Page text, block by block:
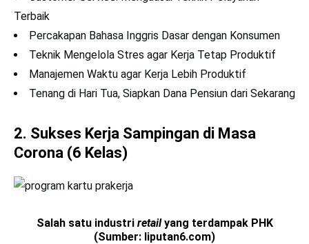
Terbaik
Percakapan Bahasa Inggris Dasar dengan Konsumen
Teknik Mengelola Stres agar Kerja Tetap Produktif
Manajemen Waktu agar Kerja Lebih Produktif
Tenang di Hari Tua, Siapkan Dana Pensiun dari Sekarang
2. Sukses Kerja Sampingan di Masa
Corona (6 Kelas)
Salah satu industri retailyang terdampak PHK
(Sumber: liputan6.com)